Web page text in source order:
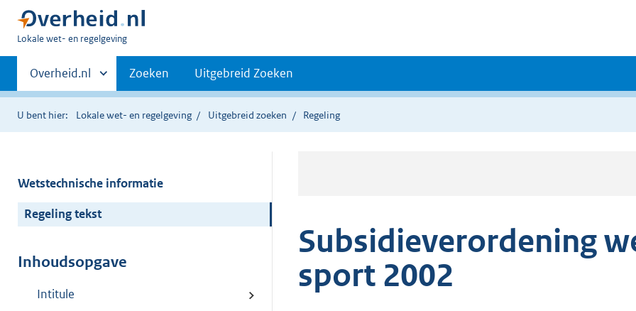
U
hier:
Lokale wet- en regelgeving
Primaire
navigatie
Andere
sites
binnen
Overheid.nl Zoeken Uitgebreid Zoeken
U bent hier: Lokale wet- en regelgeving Uitgebreid zoeken Regeling
Wetstechnische informatie
Regeling tekst
Inhoudsopgave
Intitule
Subsidieverordening
sport 2002